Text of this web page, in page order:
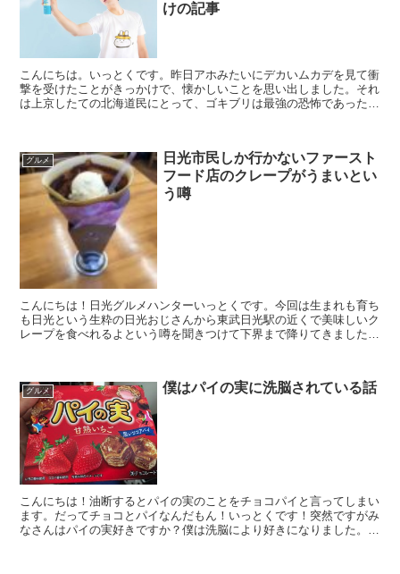
けの記事
こんにちは。いっとくです。昨日アホみたいにデカいムカデを見て衝
撃を受けたことがきっかけで、懐かしいことを思い出しました。それ
は上京したての北海道民にとって、ゴキブリは最強の恐怖であったと
グルメ
日光市民しか行かないファースト
フード店のクレープがうまいとい
う噂
こんにちは！日光グルメハンターいっとくです。今回は生まれも育ち
も日光という生粋の日光おじさんから東武日光駅の近くで美味しいク
レープを食べれるよという噂を聞きつけて下界まで降りてきました！
グルメ 僕はパイの実に洗脳されている話
こんにちは！油断するとパイの実のことをチョコパイと言ってしまい
ます。だってチョコとパイなんだもん！いっとくです！突然ですがみ
なさんはパイの実好きですか？僕は洗脳により好きになりました。パ